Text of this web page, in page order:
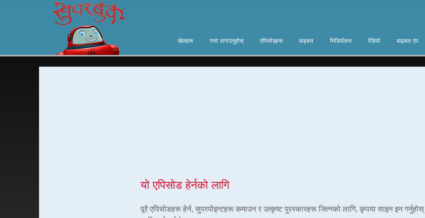
खेलहरू पत्ता लगाउनुहोस् एपिसोडहरू बाइबल भिडियोहरू रेडियो बाइबल एप
यो एपिसोड हेर्नको लागि
पूरै एपिसोडहरू हेर्न, सुपरपोइन्टहरू कमाउन र उत्कृष्ट पुरस्कारहरू जित्नको लागि, कृपया साइन इन